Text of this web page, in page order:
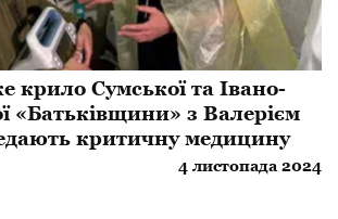
крило Сумської та Івано-
«Батьківщини» з Валерієм
критичну медицину
4 листопада 2024